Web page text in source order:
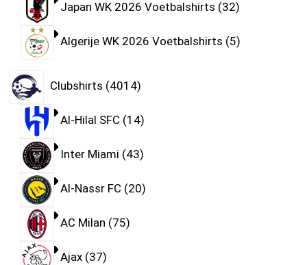
Japan WK 2026 Voetbalshirts 32
Algerije WK 2026 Voetbalshirts 5
Clubshirts 4014
Al-Hilal SFC 14
Inter Miami 43
Al-Nassr FC 20
AC Milan 75
Ajax 37